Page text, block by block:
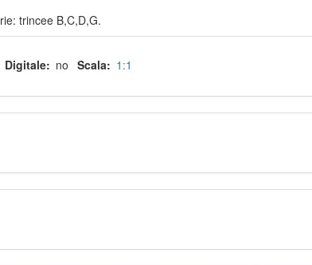
trincee B,C,D,G.
Digitale no Scala 1:1